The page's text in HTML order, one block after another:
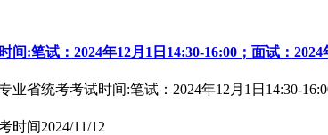
间:笔试：2024年12月1日14:30-16:00；面试：2024
省统考考试时间:笔试：2024年12月1日14:30-
时间2024/11/12